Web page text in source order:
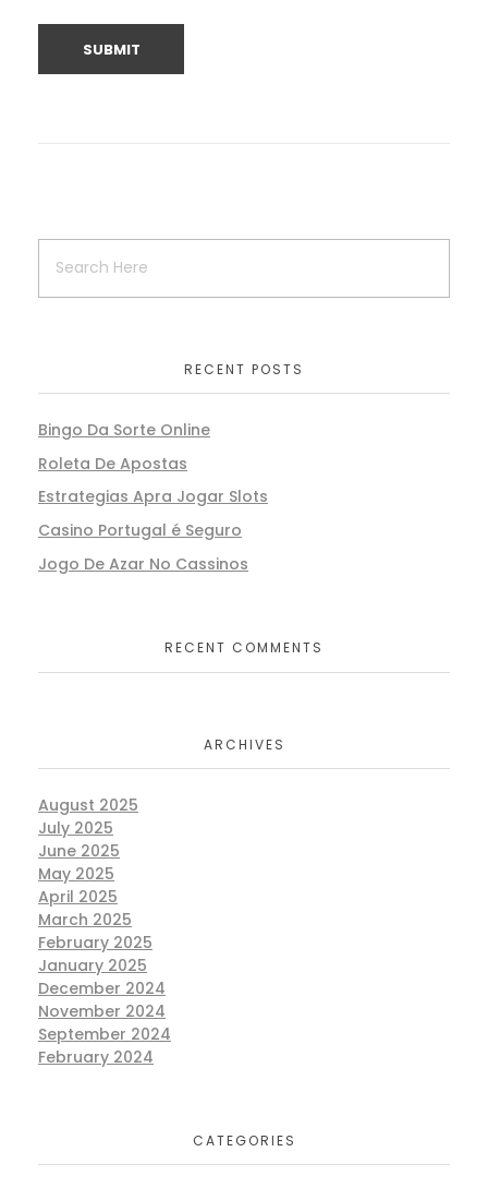
RECENT POSTS
Bingo Da Sorte Online
Roleta De Apostas
Estrategias Apra Jogar Slots
Casino Portugal é Seguro
Jogo De Azar No Cassinos
RECENT COMMENTS
ARCHIVES
August 2025
July 2025
June 2025
May 2025
April 2025
March 2025
February 2025
January 2025
December 2024
November 2024
September 2024
February 2024
CATEGORIES